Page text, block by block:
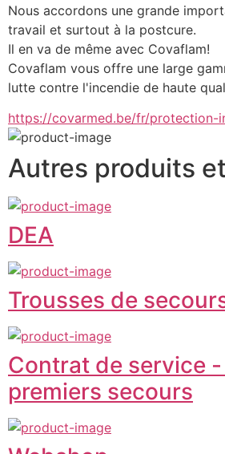
Nous accordons une grande
travail et surtout à la postcure.
Il en va de même avec Covaflam!
Covaflam vous offre une large
lutte contre l'incendie de haute
https://covarmed.be/fr/protection-
Autres produits
DEA
Trousses de
Contrat de service
premiers secours